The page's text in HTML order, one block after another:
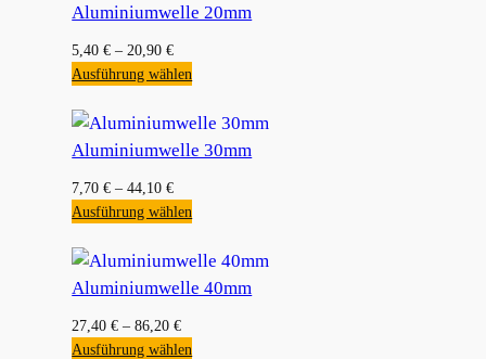
Aluminiumwelle 20mm
5,40€ – 20,90€
Ausführung wählen
Aluminiumwelle 30mm
7,70€ –44,10€
Ausführung wählen
Aluminiumwelle 40mm
27,40€ –86,20€
Ausführung wählen